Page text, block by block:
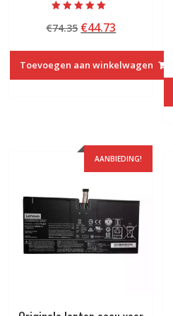
5.00
van 5
€74.35 Oorspronkelijke
was:
€74.35.
€44.73
is:
€44.73.
Toevoegen aan winkelwagen
AANBIEDING!